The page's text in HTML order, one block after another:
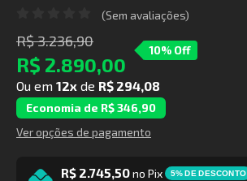
(Sem avaliações)
R$ 3.236,90
R$ 2.890,00
10% Off
Ou em 12x de R$ 294,08
Economia de R$ 346,90
Ver opções de pagamento
R$ 2.745,50no Pix 5% DE DESCONTO